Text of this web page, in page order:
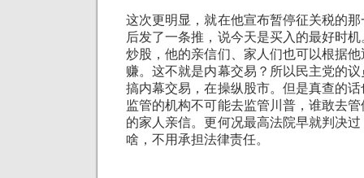
这次更明显，就在他宣布暂停征关税的
后发了一条推，说今天是买入的最好时
炒股，他的亲信们、家人们也可以根据
赚。这不就是内幕交易？所以民主党的
搞内幕交易，在操纵股市。但是真查的
监管的机构不可能去监管川普，谁敢去
的家人亲信。更何况最高法院早就判决
啥，不用承担法律责任。